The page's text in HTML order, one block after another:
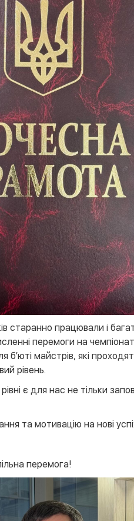
старанно працювали і
перемоги на
б’юті майстрів, які
рівень.
є для нас не тільки
та мотивацію на нові
перемога!